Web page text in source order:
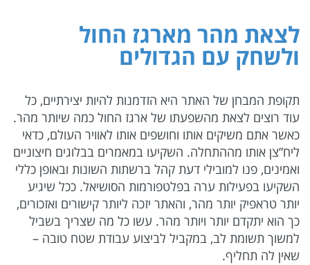
לצאת מהר מארגז החול
ולשחק עם הגדולים
תקופת המבחן של האתר היא הזדמנות להיות יצירתיים, כל
עוד רוצים לצאת מהשפעתו של ארגז החול כמה שיותר מהר.
כאשר אתם משיקים אותו וחושפים אותו לאוויר העולם, כדאי
ליח”צן אותו מההתחלה. השקיעו במאמרים בבלוגים חיצוניים
ואמינים, פנו למובילי דעת קהל ברשתות השונות ובאופן כללי
השקיעו בפעילות ערה בפלטפורמות הסושיאל. ככל שיגיע
יותר טראפיק יותר מהר, והאתר יזכה ליותר קישורים ואזכורים,
כך הוא יתקדם יותר ויותר מהר. עשו כל מה שצריך בשביל
למשוך תשומת לב, במקביל לביצוע עבודת שטח טובה –
שאין לה תחליף.